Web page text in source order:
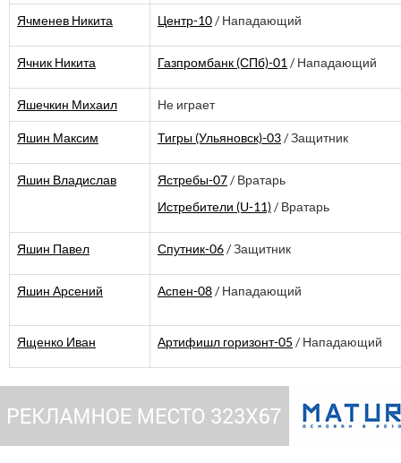
Ячменев Никита Центр-10 / Нападающий
Ячник Никита Газпромбанк (СПб)-01 / Нападающий
Яшечкин Михаил Не играет
Яшин Максим Тигры (Ульяновск)-03 / Защитник
Яшин Владислав Ястребы-07 / Вратарь
Истребители (U-11) / Вратарь
Яшин Павел Спутник-06 / Защитник
Яшин Арсений Аспен-08 / Нападающий
Ященко Иван Артифишл горизонт-05 / Нападающий